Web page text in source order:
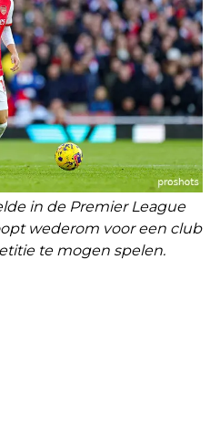
in de Premier League
wederom voor een club
te mogen spelen.